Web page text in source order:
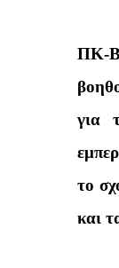
ΠΚ-
για
το
και